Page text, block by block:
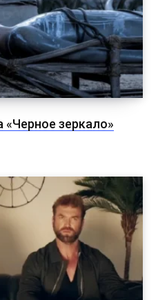
«Черное зеркало»